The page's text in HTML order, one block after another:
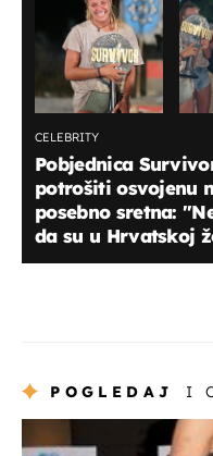
CELEBRITY
Pobjednica
potrošiti osvojenu
posebno sretna:
da su u Hrvatskoj
POGLEDAJ I